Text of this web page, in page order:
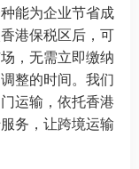
能为企业节省成
港保税区后，可
，无需立即缴纳
整的时间。我们
运输，依托香港
务，让跨境运输